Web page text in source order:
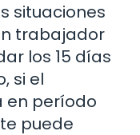
situaciones
trabajador
los 15 días
si el
en período
puede